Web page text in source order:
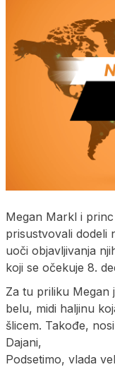
Megan Markl i
prisustvovali dodeli
uoči objavljivanja
koji se očekuje 8.
Za tu priliku Megan
belu, midi haljinu
šlicem. Takođe,
Dajani,
Podsetimo, vlada